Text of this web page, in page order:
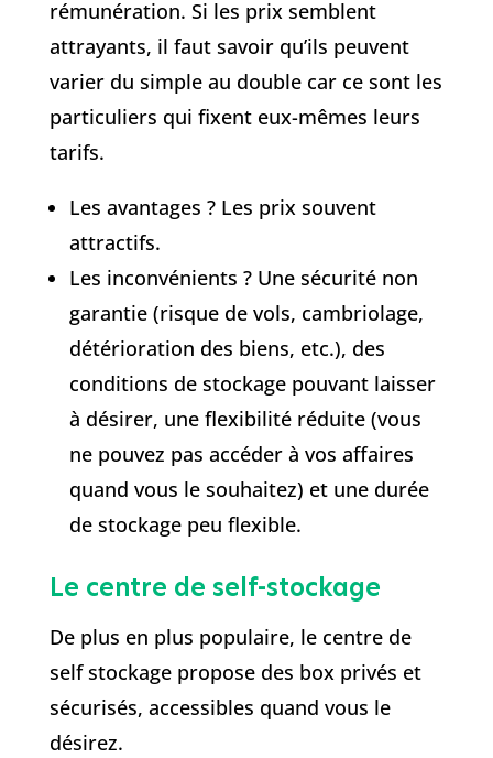
rémunération. Si les prix semblent
attrayants, il faut savoir qu’ils peuvent
varier du simple au double car ce sont les
particuliers qui fixent eux-mêmes leurs
tarifs.
Les avantages ? Les prix souvent
attractifs.
Les inconvénients ? Une sécurité non
garantie (risque de vols, cambriolage,
détérioration des biens, etc.), des
conditions de stockage pouvant laisser
à désirer, une flexibilité réduite (vous
ne pouvez pas accéder à vos affaires
quand vous le souhaitez) et une durée
de stockage peu flexible.
Le centre de self-stockage
De plus en plus populaire, le centre de
self stockage propose des box privés et
sécurisés, accessibles quand vous le
désirez.